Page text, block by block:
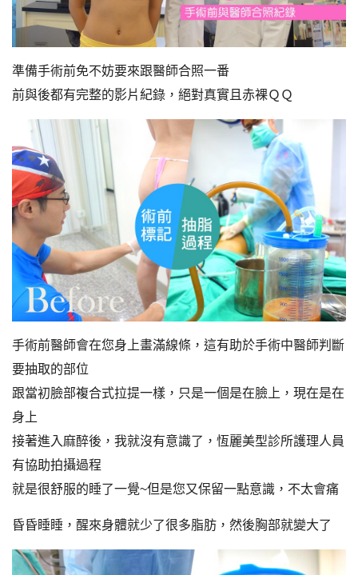
準備手術前免不妨要來跟醫師合照一番
前與後都有完整的影片紀錄，絕對真實且赤裸ＱＱ
手術前醫師會在您身上畫滿線條，這有助於手術中醫師判斷
要抽取的部位
跟當初臉部複合式拉提一樣，只是一個是在臉上，現在是在
身上
接著進入麻醉後，我就沒有意識了，恆麗美型診所護理人員
有協助拍攝過程
就是很舒服的睡了一覺~但是您又保留一點意識，不太會痛
昏昏睡睡，醒來身體就少了很多脂肪，然後胸部就變大了